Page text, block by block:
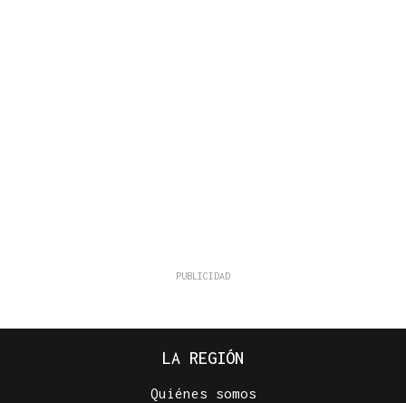
LA REGIÓN
Quiénes somos